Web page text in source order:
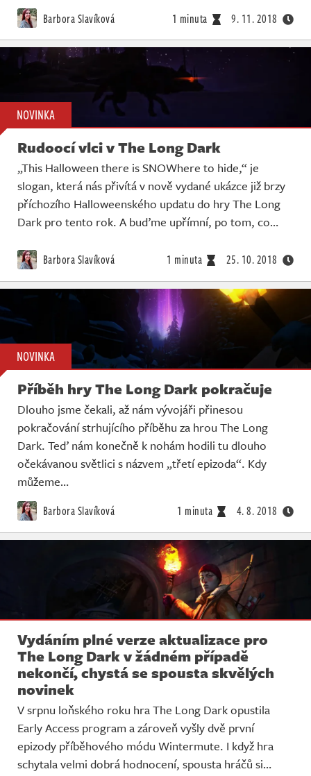
Barbora Slavíková 1 minuta 9. 11. 2018
NOVINKA
Rudoocí vlci v The Long Dark
„This Halloween there is SNOWhere to hide,“ je
slogan, která nás přivítá v nově vydané ukázce již brzy
příchozího Halloweenského updatu do hry The Long
Dark pro tento rok. A buďme upřímní, po tom, co…
Barbora Slavíková 1 minuta 25. 10. 2018
NOVINKA
Příběh hry The Long Dark pokračuje
Dlouho jsme čekali, až nám vývojáři přinesou
pokračování strhujícího příběhu za hrou The Long
Dark. Teď nám konečně k nohám hodili tu dlouho
očekávanou světlici s názvem „třetí epizoda“. Kdy
můžeme…
Barbora Slavíková 1 minuta 4. 8. 2018
Vydáním plné verze aktualizace pro
The Long Dark v žádném případě
nekončí, chystá se spousta skvělých
novinek
V srpnu loňského roku hra The Long Dark opustila
Early Access program a zároveň vyšly dvě první
epizody příběhového módu Wintermute. I když hra
schytala velmi dobrá hodnocení, spousta hráčů si…